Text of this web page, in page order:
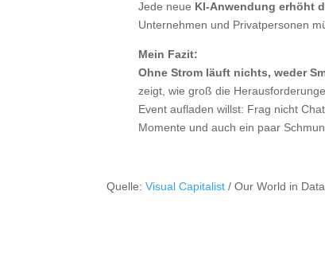
Jede neue KI-Anwendung erhöht
Unternehmen und Privatpersonen
Mein Fazit:
Ohne Strom läuft nichts, weder
zeigt, wie groß die
Event aufladen willst: Frag nicht
Momente und auch ein paar
Quelle:Visual Capitalist / Our World in